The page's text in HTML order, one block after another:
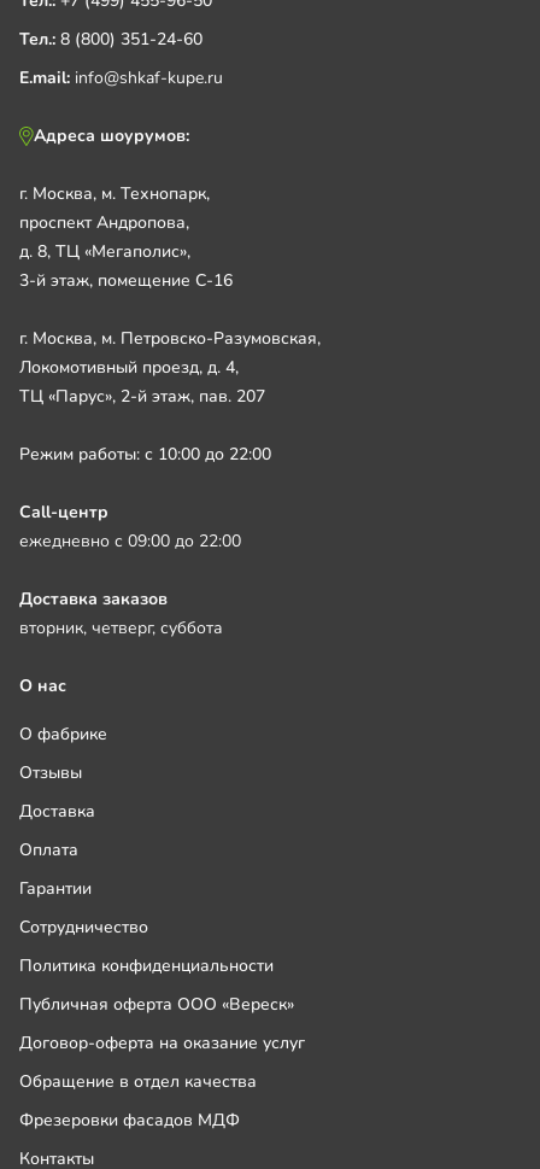
Тел.: 8 (800) 351-24-60
E.mail: info@shkaf-kupe.ru
Адреса шоурумов:
г. Москва, м. Технопарк,
проспект Андропова,
д. 8, ТЦ «Мегаполис»,
3-й этаж, помещение С-16
г. Москва, м. Петровско-Разумовская,
Локомотивный проезд, д. 4,
ТЦ «Парус», 2-й этаж, пав. 207
Режим работы: с 10:00 до 22:00
Call-центр
ежедневно с 09:00 до 22:00
Доставка заказов
вторник, четверг, суббота
О нас
О фабрике
Отзывы
Доставка
Оплата
Гарантии
Сотрудничество
Политика конфиденциальности
Публичная оферта ООО «Вереск»
Договор-оферта на оказание услуг
Обращение в отдел качества
Фрезеровки фасадов МДФ
Контакты